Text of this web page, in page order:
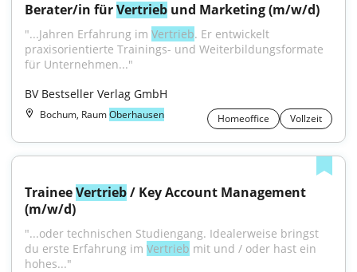
Berater/in für Vertrieb und Marketing (m/w/d)
"...Jahren Erfahrung im Vertrieb. Er entwickelt
praxisorientierte Trainings- und Weiterbildungsformate
für Unternehmen..."
BV Bestseller Verlag GmbH
Bochum, RaumOberhausen Homeoffice Vollzeit
Trainee Vertrieb / Key Account Management
(m/w/d)
"...oder technischen Studiengang. Idealerweise bringst
du erste Erfahrung im Vertrieb mit und / oder hast ein
hohes..."